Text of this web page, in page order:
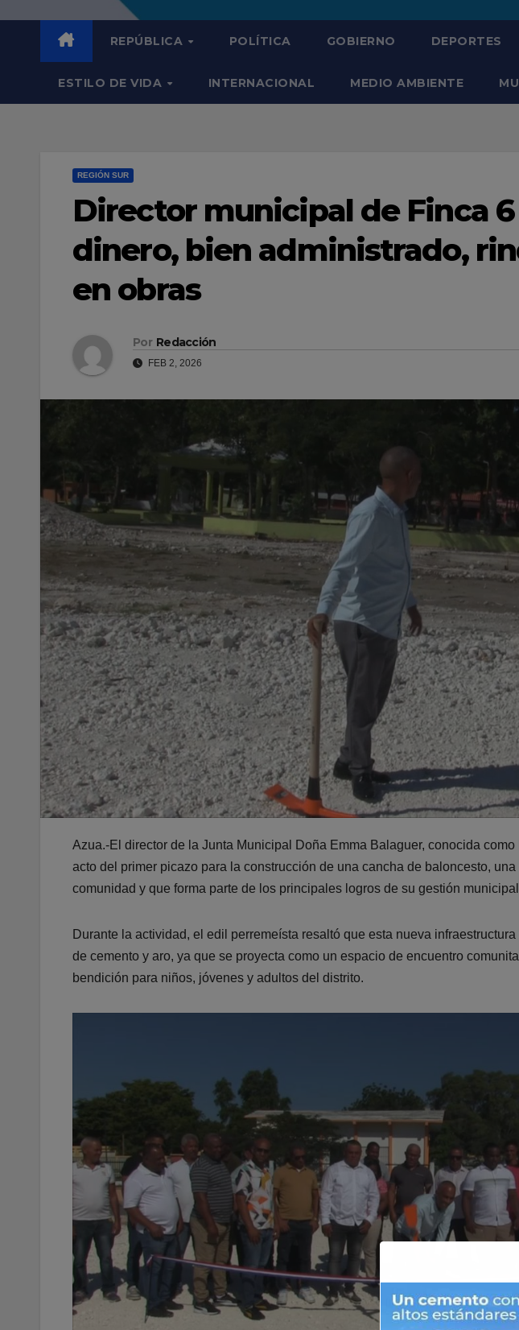
REPÚBLICA POLÍTICA GOBIERNO DEPORTES
ESTILO DE VIDA INTERNACIONAL MEDIO AMBIENTE
REGIÓN SUR
Director municipal de Finca
dinero, bien administrado,
en obras
Por Redacción
FEB 2, 2026
Azua.-El director de la Junta Municipal Doña Emma Balaguer, conocida
acto del primer picazo para la construcción de una cancha de baloncesto,
comunidad y que forma parte de los principales logros de su gestión
Durante la actividad, el edil perremeísta resaltó que esta nueva
de cemento y aro, ya que se proyecta como un espacio de encuentro
bendición para niños, jóvenes y adultos del distrito.